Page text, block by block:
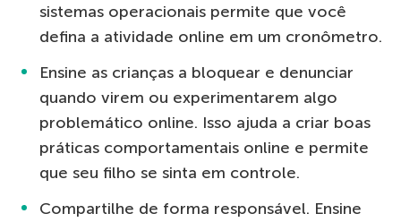
sistemas operacionais permite que você
defina a atividade online em um cronômetro.
Ensine as crianças a bloquear e denunciar
quando virem ou experimentarem algo
problemático online. Isso ajuda a criar boas
práticas comportamentais online e permite
que seu filho se sinta em controle.
Compartilhe de forma responsável. Ensine